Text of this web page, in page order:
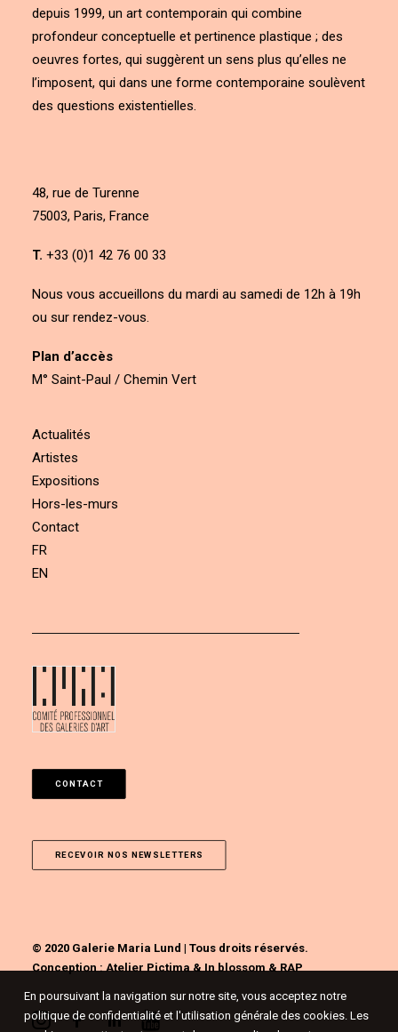
depuis 1999, un art contemporain qui combine
profondeur conceptuelle et pertinence plastique ; des
oeuvres fortes, qui suggèrent un sens plus qu’elles ne
l’imposent, qui dans une forme contemporaine soulèvent
des questions existentielles.
48, rue de Turenne
75003, Paris, France
T. +33 (0)1 42 76 00 33
Nous vous accueillons du mardi au samedi de 12h à 19h
ou sur rendez-vous.
Plan d’accès
M° Saint-Paul / Chemin Vert
Actualités
Artistes
Expositions
Hors-les-murs
Contact
FR
EN
CONTACT
RECEVOIR NOS NEWSLETTERS
© 2020 Galerie Maria Lund | Tous droits réservés.
Conception :Atelier Pictima&In blossom&RAP
En poursuivant la navigation sur notre site, vous acceptez notre
politique de confidentialité et l'utilisation générale des cookies. Les